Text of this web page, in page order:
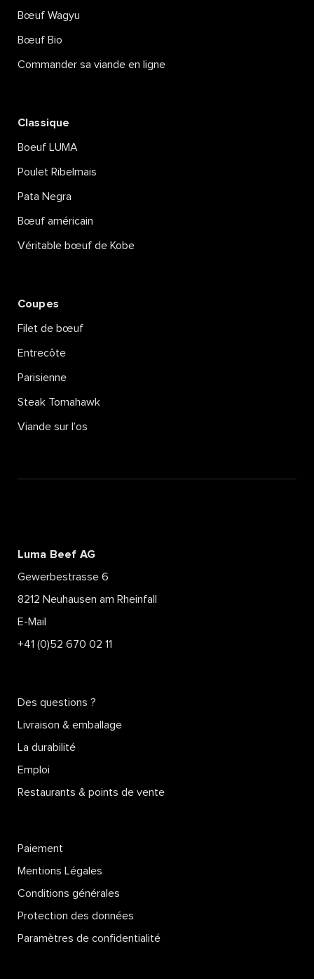
Bœuf Wagyu
Bœuf Bio
Commander sa viande en ligne
Classique
Boeuf LUMA
Poulet Ribelmais
Pata Negra
Bœuf américain
Véritable bœuf de Kobe
Coupes
Filet de bœuf
Entrecôte
Parisienne
Steak Tomahawk
Viande sur l’os
Luma Beef AG
Gewerbestrasse 6
8212 Neuhausen am Rheinfall
E-Mail
+41 (0)52 670 02 11
Des questions ?
Livraison & emballage
La durabilité
Emploi
Restaurants & points de vente
Paiement
Mentions Légales
Conditions générales
Protection des données
Paramètres de confidentialité